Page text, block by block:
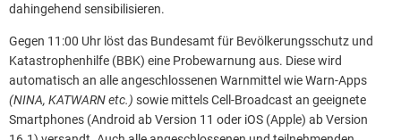
dahingehend sensibilisieren.
Gegen 11:00 Uhr löst das Bundesamt für Bevölkerungsschutz und
Katastrophenhilfe (BBK) eine Probewarnung aus. Diese wird
automatisch an alle angeschlossenen Warnmittel wie Warn-Apps
(NINA, KATWARN etc.) sowie mittels Cell-Broadcast an geeignete
Smartphones (Android ab Version 11 oder iOS (Apple) ab Version